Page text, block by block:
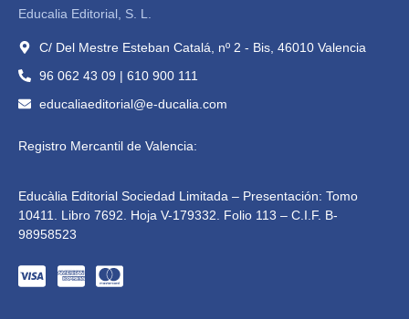
Educalia Editorial, S. L.
C/ Del Mestre Esteban Catalá, nº 2 - Bis, 46010 Valencia
96 062 43 09 | 610 900 111
educaliaeditorial@e-ducalia.com
Registro Mercantil de Valencia:
Educàlia Editorial Sociedad Limitada – Presentación: Tomo
10411. Libro 7692. Hoja V-179332. Folio 113 – C.I.F. B-
98958523